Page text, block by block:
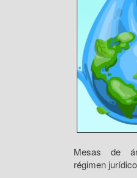
Mesas de
régimen